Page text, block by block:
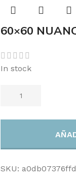
60×60
In stock
SKU: